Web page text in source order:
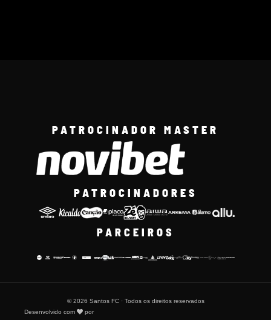
PATROCINADOR MASTER
PATROCINADORES
PARCEIROS
© 2026 Santos FC · Todos os direitos reservados
Desenvolvido com
por